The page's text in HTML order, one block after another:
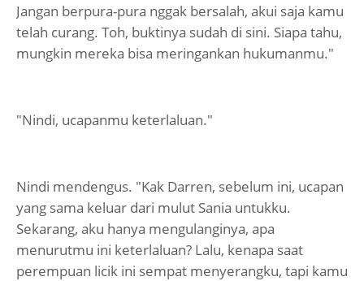
Jangan berpura-pura nggak bersalah, akui saja kamu
telah curang. Toh, buktinya sudah di sini. Siapa tahu,
mungkin mereka bisa meringankan hukumanmu."
"Nindi, ucapanmu keterlaluan."
Nindi mendengus. "Kak Darren, sebelum ini, ucapan
yang sama keluar dari mulut Sania untukku.
Sekarang, aku hanya mengulanginya, apa
menurutmu ini keterlaluan? Lalu, kenapa saat
perempuan licik ini sempat menyerangku, tapi kamu